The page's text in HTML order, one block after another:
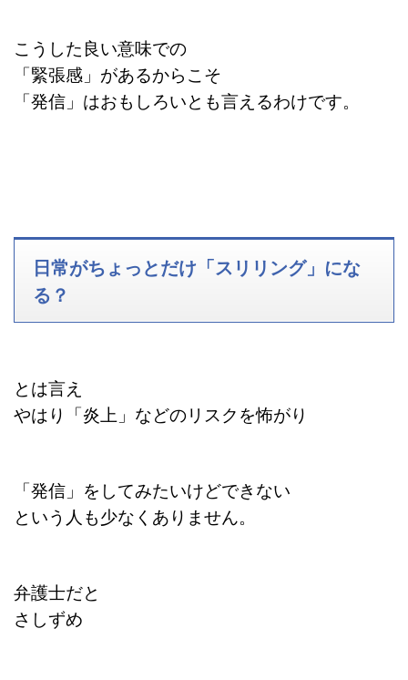
こうした良い意味での
「緊張感」があるからこそ
「発信」はおもしろいとも言えるわけです。
日常がちょっとだけ「スリリング」にな
る？
とは言え
やはり「炎上」などのリスクを怖がり
「発信」をしてみたいけどできない
という人も少なくありません。
弁護士だと
さしずめ